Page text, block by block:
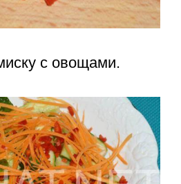
с овощами.